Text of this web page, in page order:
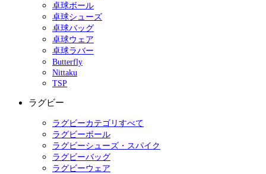
卓球ボール
卓球シューズ
卓球バッグ
卓球ウェア
卓球ラバー
Butterfly
Nittaku
TSP
ラグビー
ラグビーカテゴリすべて
ラグビーボール
ラグビーシューズ・スパイク
ラグビーバッグ
ラグビーウェア